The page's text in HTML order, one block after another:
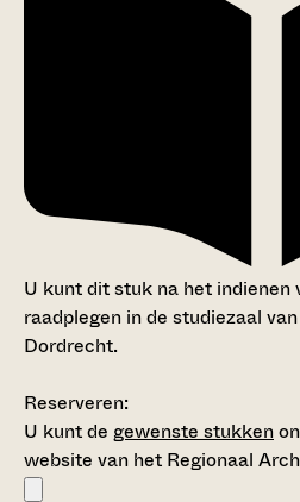
U kunt dit stuk na het indienen
raadplegen in de studiezaal
Dordrecht.
Reserveren:
U kunt de gewenste stukken
website van het Regionaal